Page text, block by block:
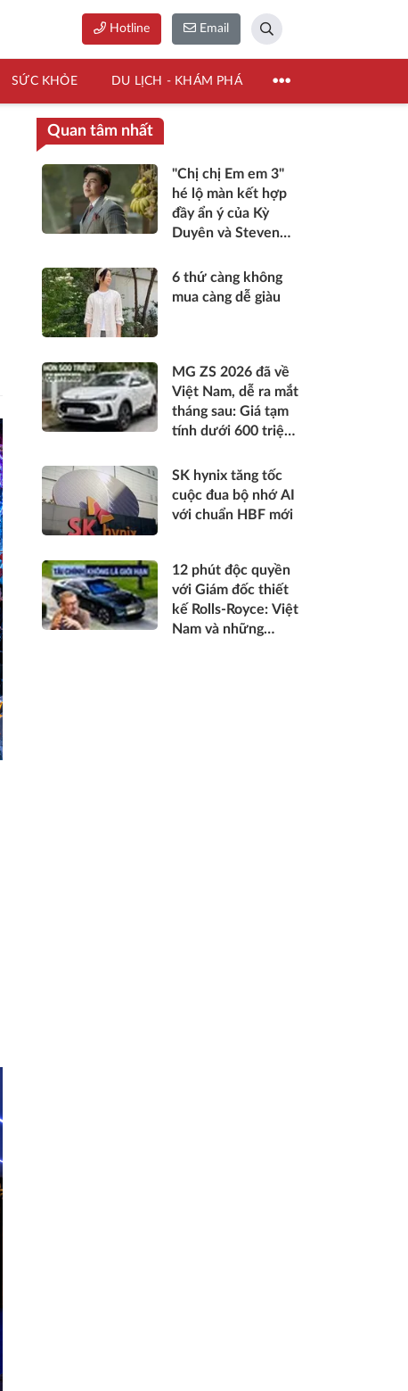
Hotline Email
SỨC KHỎE DU LỊCH - KHÁM PHÁ
Quan tâm nhất
"Chị chị Em em 3"
hé lộ màn kết hợp
đầy ẩn ý của Kỳ
Duyên và Steven
6 thứ càng không
mua càng dễ giàu
MG ZS 2026 đã về
Việt Nam, dễ ra mắt
tháng sau: Giá tạm
tính dưới 600 triệu
long lanh hơn, có
hybrid, ADAS cạnh
tranh Xforce, Seltos
SK hynix tăng tốc
cuộc đua bộ nhớ AI
với chuẩn HBF mới
12 phút độc quyền
với Giám đốc thiết
kế Rolls-Royce: Việt
Nam và những